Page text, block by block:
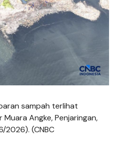
sampah terlihat
Angke, Penjaringan,
2026). (CNBC